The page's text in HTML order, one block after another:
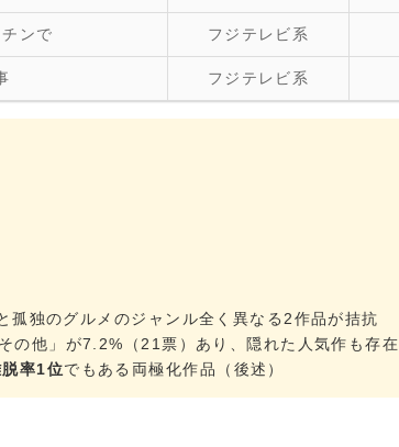
ンで フジテレビ系
フジテレビ系
孤独のグルメのジャンル全く異なる2作品が拮抗
の他」が7.2%（21票）あり、隠れた人気作も存在
率1位でもある両極化作品（後述）